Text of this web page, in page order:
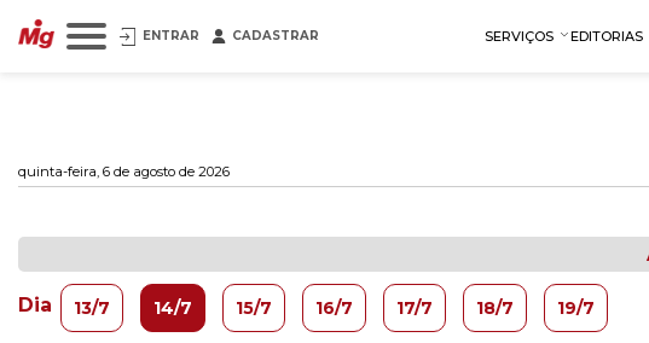
ENTRAR CADASTRAR SERVIÇOS EDITORIAS
quinta-feira, 6 de agosto de 2026
Dia 13/7 14/7 15/7 16/7 17/7 18/7 19/7